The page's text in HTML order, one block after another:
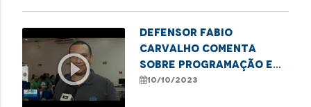
play_circle_outline
Defensor Fabio
Carvalho comenta
sobre programação em
alusão aos 20 anos do
10/10/2023